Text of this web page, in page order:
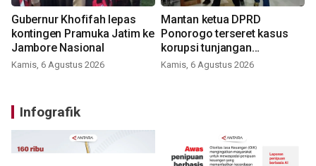
Gubernur Khofifah lepas
kontingen Pramuka Jatim ke
Jambore Nasional
Kamis, 6 Agustus 2026
Mantan ketua DPRD
Ponorogo terseret kasus
korupsi tunjangan
perumahan
Kamis, 6 Agustus 2026
Infografik